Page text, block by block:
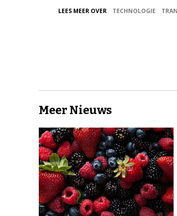
LEES MEER OVER TECHNOLOGIE
Meer Nieuws